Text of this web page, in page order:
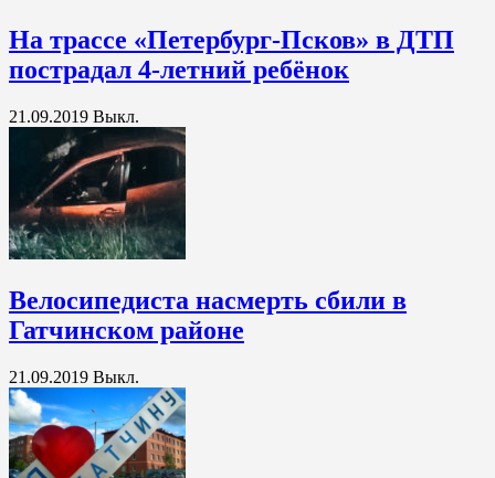
На трассе «Петербург-Псков» в ДТП
пострадал 4-летний ребёнок
21.09.2019 Выкл.
Велосипедиста насмерть сбили в
Гатчинском районе
21.09.2019 Выкл.